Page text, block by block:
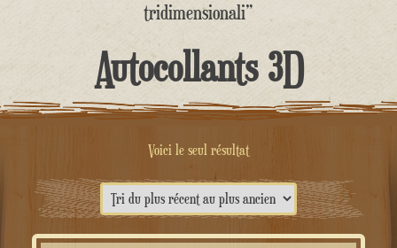
tridimensionali”
Autocollants 3D
Voici le seul résultat